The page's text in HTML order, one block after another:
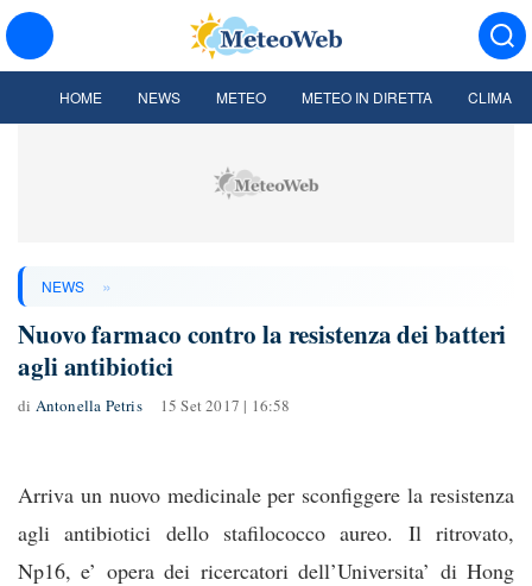
HOME NEWS METEO METEO IN DIRETTA CLIMA
NEWS »
Nuovo farmaco contro la resistenza dei batteri
agli antibiotici
di Antonella Petris 15 Set 2017 | 16:58
Arriva un nuovo medicinale per sconfiggere la resistenza
agli antibiotici dello stafilococco aureo. Il ritrovato,
Np16, e’ opera dei ricercatori dell’Universita’ di Hong